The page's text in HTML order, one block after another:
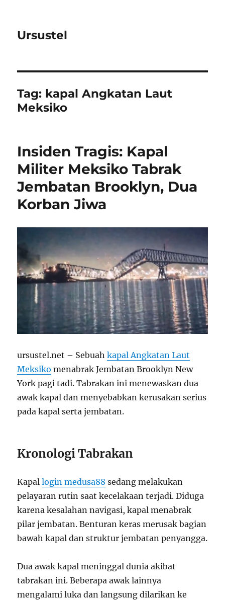
Ursustel
Tag: kapal Angkatan Laut
Meksiko
Insiden Tragis: Kapal
Militer Meksiko Tabrak
Jembatan Brooklyn, Dua
Korban Jiwa
ursustel.net – Sebuahkapal Angkatan Laut
Meksiko menabrak Jembatan Brooklyn New
York pagi tadi. Tabrakan ini menewaskan dua
awak kapal dan menyebabkan kerusakan serius
pada kapal serta jembatan.
Kronologi Tabrakan
Kapallogin medusa88 sedang melakukan
pelayaran rutin saat kecelakaan terjadi. Diduga
karena kesalahan navigasi, kapal menabrak
pilar jembatan. Benturan keras merusak bagian
bawah kapal dan struktur jembatan penyangga.
Dua awak kapal meninggal dunia akibat
tabrakan ini. Beberapa awak lainnya
mengalami luka dan langsung dilarikan ke